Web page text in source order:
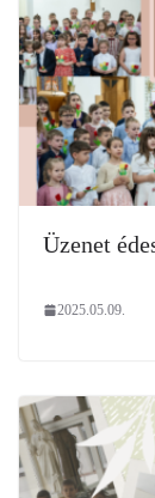
Üzenet
2025.05.09.